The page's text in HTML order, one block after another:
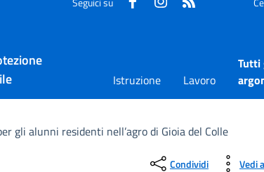
Istruzione Lavoro
Tutti
gli alunni residenti nell’agro di Gioia del Colle
Condividi Vedi